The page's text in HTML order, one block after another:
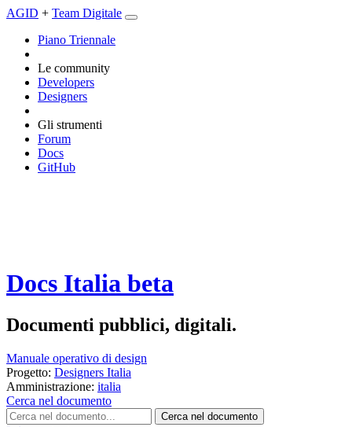
AGID + Team Digitale
Piano Triennale
Le community
Developers
Designers
Gli strumenti
Forum
Docs
GitHub
Docs Italia beta
Documenti pubblici, digitali.
Manuale operativo di design
Progetto: Designers Italia
Amministrazione: italia
Cerca nel documento
Cerca nel documento